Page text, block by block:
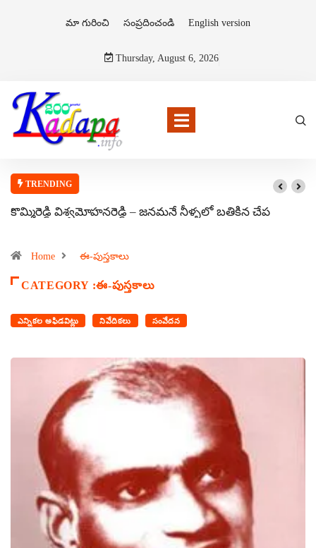
మా గురించి సంప్రదించండి English version
Thursday, August 6, 2026
TRENDING
కొమ్మిరెడ్డి విశ్వమోహనరెడ్డి – జనమనే నీళ్ళలో బతికిన చేప
Home ఈ-పుస్తకాలు
CATEGORY :ఈ-పుస్తకాలు
ఎన్నికల అఫిడవిట్లు నివేదికలు సంవేదన